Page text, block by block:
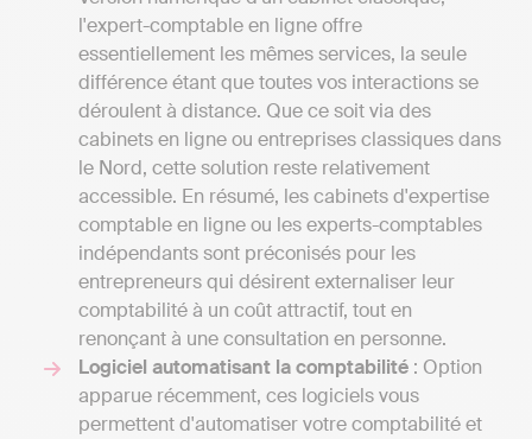
l'expert-comptable en ligne offre
essentiellement les mêmes services, la seule
différence étant que toutes vos interactions se
déroulent à distance. Que ce soit via des
cabinets en ligne ou entreprises classiques dans
le Nord, cette solution reste relativement
accessible. En résumé, les cabinets d'expertise
comptable en ligne ou les experts-comptables
indépendants sont préconisés pour les
entrepreneurs qui désirent externaliser leur
comptabilité à un coût attractif, tout en
renonçant à une consultation en personne.
Logiciel automatisant la comptabilité : Option
apparue récemment, ces logiciels vous
permettent d'automatiser votre comptabilité et